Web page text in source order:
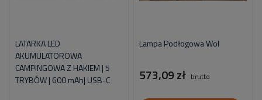
LATARKA LED
AKUMULATOROWA
CAMPINGOWA Z HAKIEM | 5
TRYBÓW | 600 mAh| USB-C
Lampa Podłogowa Wol
573,09 zł brutto